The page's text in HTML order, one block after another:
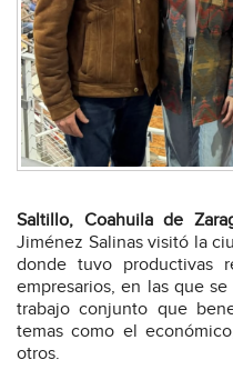
Saltillo, Coahuila de
Jiménez Salinas visitó la
donde tuvo productivas
empresarios, en las que
trabajo conjunto que
temas como el
otros.